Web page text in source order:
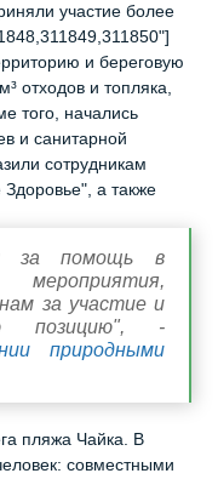
участие более
и береговую
отходов и топляка,
того, начались
и санитарной
сотрудникам
а также
за помощь в
за участие и
позицию", -
природными
пляжа Чайка. В
совместными